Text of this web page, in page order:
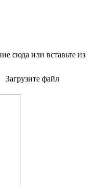
сюда или вставьте из
Загрузите файл